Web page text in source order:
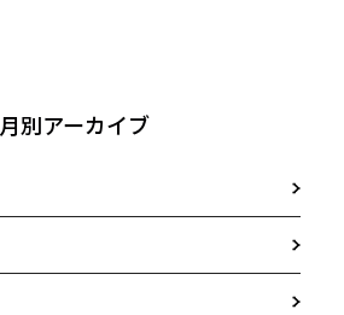
月別アーカイブ